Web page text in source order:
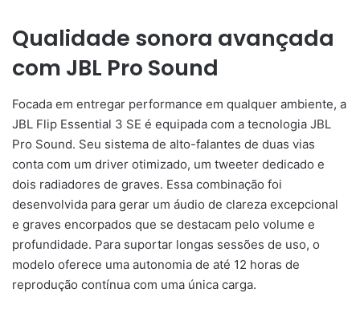
Qualidade sonora avançada
com JBL Pro Sound
Focada em entregar performance em qualquer ambiente, a
JBL Flip Essential 3 SE é equipada com a tecnologia JBL
Pro Sound. Seu sistema de alto-falantes de duas vias
conta com um driver otimizado, um tweeter dedicado e
dois radiadores de graves. Essa combinação foi
desenvolvida para gerar um áudio de clareza excepcional
e graves encorpados que se destacam pelo volume e
profundidade. Para suportar longas sessões de uso, o
modelo oferece uma autonomia de até 12 horas de
reprodução contínua com uma única carga.